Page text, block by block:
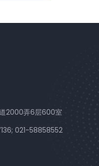
2000弄6层600室
021-58858552